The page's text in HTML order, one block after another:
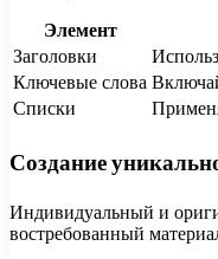
Элемент
Заголовки
Ключевые слова
Списки
Создание
Индивидуальный и
востребованный